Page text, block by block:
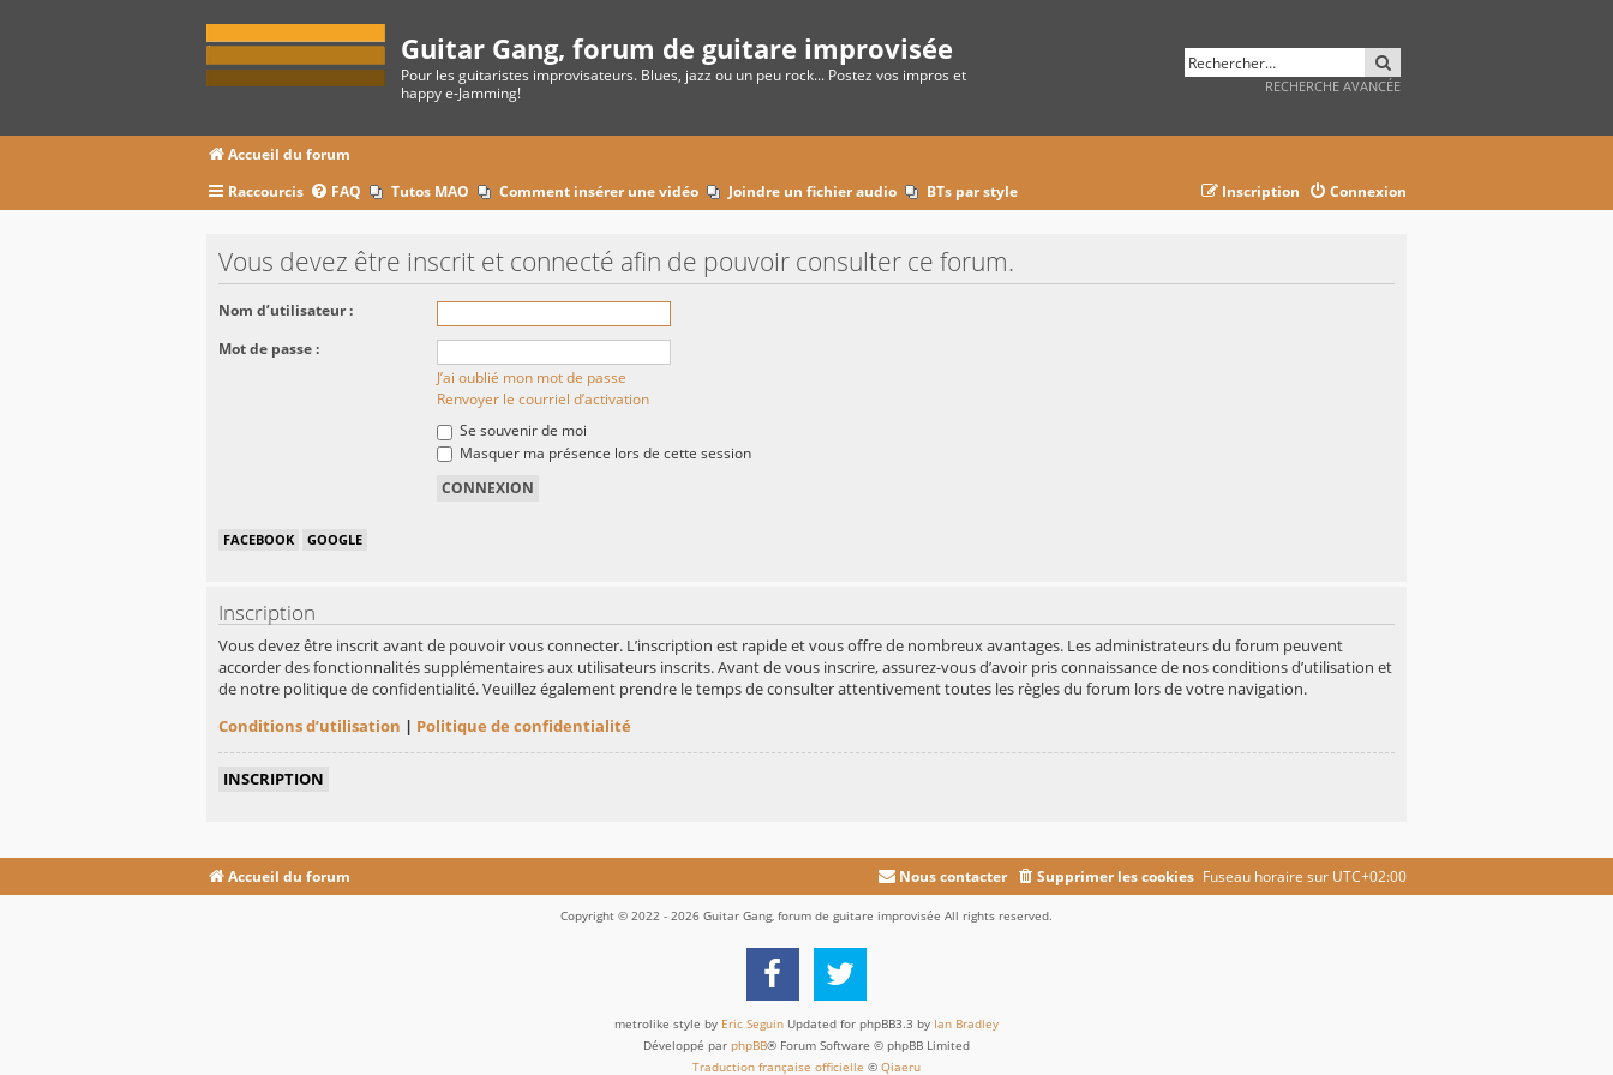
Guitar Gang, forum de guitare improvisée
Pour les guitaristes improvisateurs. Blues, jazz ou un peu rock... Postez vos impros et
happy e-Jamming!
RECHERCHE AVANCÉE
Accueil du forum
Raccourcis
FAQ Tutos MAO Comment insérer une vidéo Joindre un fichier audio BTs par style Connexion
Inscription
Vous devez être inscrit et connecté afin de pouvoir consulter ce forum.
Nom d’utilisateur :
Mot de passe :
J’ai oublié mon mot de passe
Renvoyer le courriel d’activation
Se souvenir de moi
Masquer ma présence lors de cette session
FACEBOOK GOOGLE
Inscription
Vous devez être inscrit avant de pouvoir vous connecter. L’inscription est rapide et vous offre de nombreux avantages. Les administrateurs du forum peuvent
accorder des fonctionnalités supplémentaires aux utilisateurs inscrits. Avant de vous inscrire, assurez-vous d’avoir pris connaissance de nos conditions d’utilisation et
de notre politique de confidentialité. Veuillez également prendre le temps de consulter attentivement toutes les règles du forum lors de votre navigation.
Conditions d’utilisation | Politique de confidentialité
INSCRIPTION
Accueil du forum Fuseau horaire sur UTC+02:00
Supprimer les cookies
Nous contacter
Copyright © 2022 - 2026 Guitar Gang, forum de guitare improvisée All rights reserved.
metrolike style by Eric Seguin Updated for phpBB3.3 by Ian Bradley
Développé par phpBB® Forum Software © phpBB Limited
Traduction française officielle © Qiaeru